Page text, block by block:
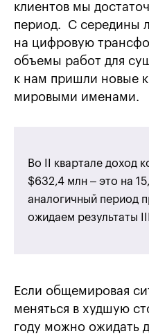
клиентов мы
период. С середины
на цифровую
объемы работ для
к нам пришли новые
мировыми именами.
Во II квартале доход
$632,4 млн – это на
аналогичный период
ожидаем результаты
Если общемировая
меняться в худшую
году можно ожидать